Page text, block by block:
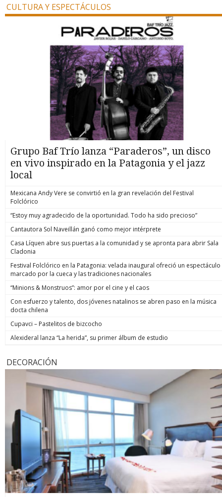
CULTURA Y ESPECTÁCULOS
Grupo Baf Trío lanza “Paraderos”, un disco
en vivo inspirado en la Patagonia y el jazz
local
Mexicana Andy Vere se convirtió en la gran revelación del Festival
Folclórico
“Estoy muy agradecido de la oportunidad. Todo ha sido precioso”
Cantautora Sol Naveillán ganó como mejor intérprete
Casa Líquen abre sus puertas a la comunidad y se apronta para abrir Sala
Cladonia
Festival Folclórico en la Patagonia: velada inaugural ofreció un espectáculo
marcado por la cueca y las tradiciones nacionales
“Minions & Monstruos”: amor por el cine y el caos
Con esfuerzo y talento, dos jóvenes natalinos se abren paso en la música
docta chilena
Cupavci – Pastelitos de bizcocho
Alexideral lanza “La herida”, su primer álbum de estudio
DECORACIÓN